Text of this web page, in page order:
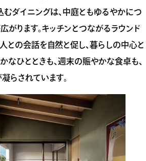
ダイニングは、中庭ともゆるやかにつ
がります。キッチンとつながるラウンド
との会話を自然と促し、暮らしの中心と
なひとときも、週末の賑やかな食卓も、
らされています。